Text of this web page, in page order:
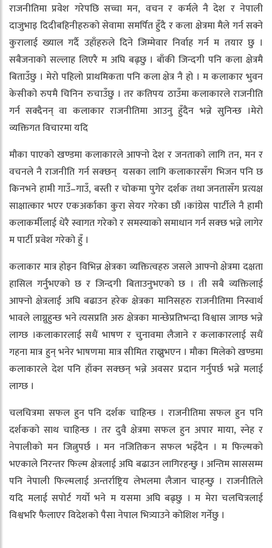
राजनीतिमा प्रवेश गरेपछि सच्चा मन, वचन र कर्मले नै देश र नेपाली
दाजुभाइ दिदीबहिनीहरुको सेवामा समर्पित हुँदै र कला क्षेत्रमा मैले गर्न सक्ने
कुरालाई ख्याल गर्दै उहाँहरुले दिने जिम्मेवार निर्वाह गर्न म तयार छु ।
सबैजनाको सल्लाह लिएरै म अघि बढ्छु । बाँकी जिन्दगी पनि कला क्षेत्रमै
बिताउँछु । मेरो पहिलो प्राथमिकता पनि कला क्षेत्र नै हो । म कलाकार भुवन
केसीको रुपमै चिनिन रुचाउँछु । तर कतिपय ठाउँमा कलाकारले राजनीति
गर्न सक्दैनन् वा कलाकार राजनीतिमा आउनु हुँदैन भन्ने सुनिन्छ ।मेरो
व्यक्तिगत विचारमा यदि
मौका पाएको खण्डमा कलाकारले आफ्नो देश र जनताको लागि तन, मन र
वचनले नै राजनीति गर्न सक्छन् यसका लागि कलाकारसँग भिजन पनि छ
किनभने हामी गाउँ–गाउँ, बस्ती र चोकमा पुगेर दर्शक तथा जनतासँग प्रत्यक्ष
साक्षात्कार भएर एकअर्काका कुरा सेयर गरेका छौं ।कांग्रेस पार्टीले नै हामी
कलाकर्मीलाई धेरै स्वागत गरेको र समस्याको समाधान गर्न सक्छ भन्ने लागेर
म पार्टी प्रवेश गरेको हुँ ।
कलाकार मात्र होइन विभिन्न क्षेत्रका व्यक्तित्वहरु जसले आफ्नो क्षेत्रमा दक्षता
हासिल गर्नुभएको छ र जिन्दगी बिताउनुभएको छ । ती सबै व्यक्तिलाई
आफ्नो क्षेत्रलाई अघि बढाउन हरेक क्षेत्रका मानिसहरु राजनीतिमा निस्वार्थ
भावले लाग्नुहुन्छ भने त्यसप्रति अरु क्षेत्रका मान्छेप्रतिभन्दा विश्वास जाग्छ भन्ने
लाग्छ ।कलाकारलाई सधैं भाषण र चुनावमा लैजाने र कलाकारलाई सधैं
गहना मात्र हुन् भनेर भाषणमा मात्र सीमित राख्नुभएन । मौका मिलेको खण्डमा
कलाकारले देश पनि हाँक्न सक्छन् भन्ने अवसर प्रदान गर्नुपर्छ भन्ने मलाई
लाग्छ ।
चलचित्रमा सफल हुन पनि दर्शक चाहिन्छ । राजनीतिमा सफल हुन पनि
दर्शकको साथ चाहिन्छ । तर दुवै क्षेत्रमा सफल हुन अपार माया, स्नेह र
नेपालीको मन जित्नुपर्छ । मन नजितिकन सफल भइँदैन । म फिल्मको
भएकाले निरन्तर फिल्म क्षेत्रलाई अघि बढाउन लागिरहन्छु । अन्तिम साससम्म
पनि नेपाली फिल्मलाई अन्तर्राष्ट्रिय लेभलमा लैजान चाहन्छु । राजनीतिले
यदि मलाई सपोर्ट गर्यो भने म यसमा अघि बढ्छु । म मेरा चलचित्रलाई
विश्वभरि फैलाएर विदेशको पैसा नेपाल भित्र्याउने कोशिश गर्नेछु ।